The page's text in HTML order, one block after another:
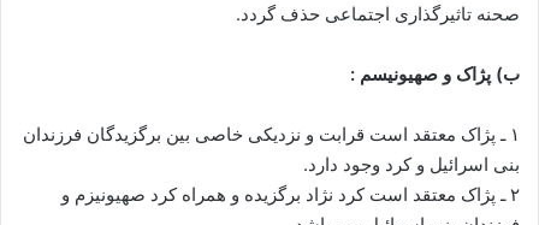
صحنه تاثیرگذاری اجتماعی حذف گردد.
ب) پژاک و صهیونیسم :
۱ ـ پژاک معتقد است قرابت و نزدیکی خاصی بین برگزیدگان فرزندان
بنی اسرائیل و کرد وجود دارد.
۲ ـ پژاک معتقد است کرد نژاد برگزیده و همراه کرد صهیونیزم و